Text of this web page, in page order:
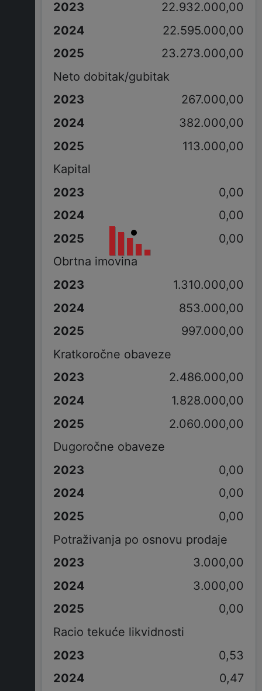
22.932.000,00
22.595.000,00
23.273.000,00
Neto dobitak/gubitak
267.000,00
382.000,00
113.000,00
Kapital
0,00
0,00
0,00
Obrtna imovina
1.310.000,00
853.000,00
997.000,00
Kratkoročne obaveze
2.486.000,00
1.828.000,00
2.060.000,00
Dugoročne obaveze
0,00
0,00
0,00
Potraživanja po osnovu prodaje
3.000,00
3.000,00
0,00
Racio tekuće likvidnosti
0,53
0,47